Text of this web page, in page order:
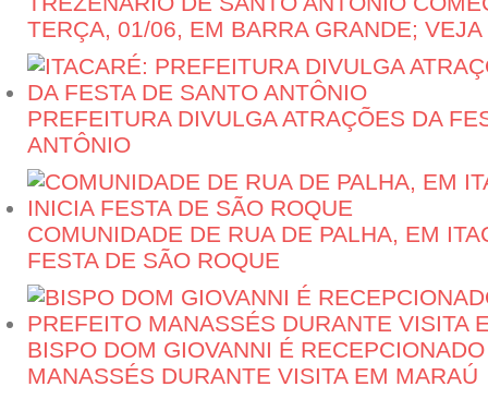
TERÇA, 01/06, EM BARRA GRANDE;
PREFEITURA DIVULGA ATRAÇÕES DA
ANTÔNIO
COMUNIDADE DE RUA DE PALHA, EM
FESTA DE SÃO ROQUE
BISPO DOM GIOVANNI É
MANASSÉS DURANTE VISITA EM MARAÚ